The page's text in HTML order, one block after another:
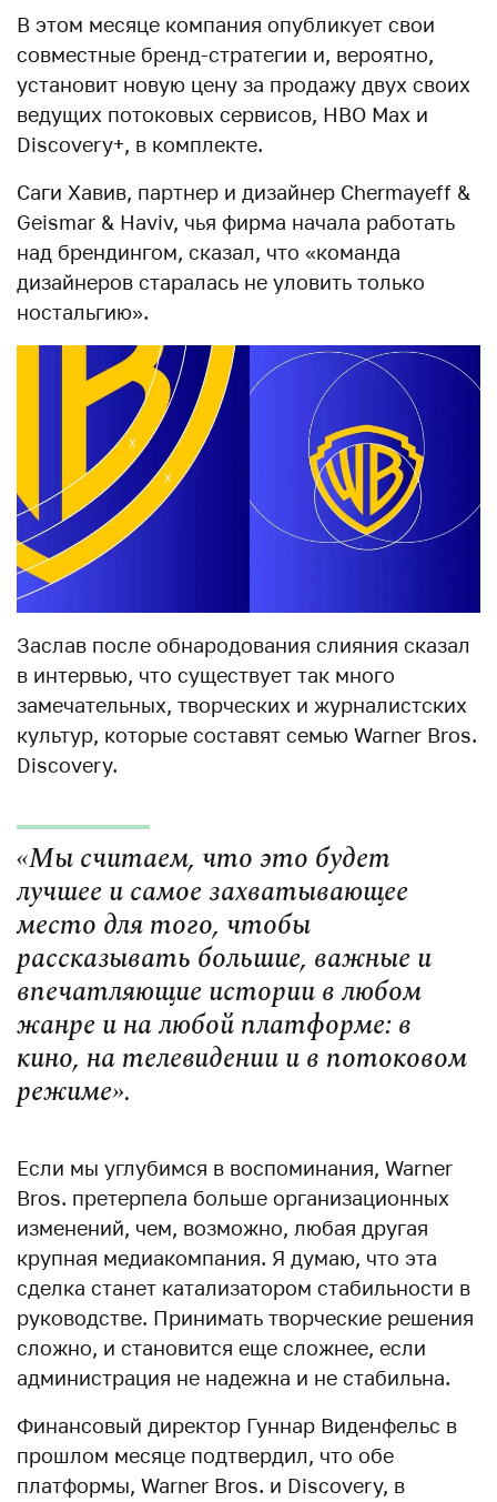
В этом месяце компания опубликует свои
совместные бренд-стратегии и, вероятно,
установит новую цену за продажу двух своих
ведущих потоковых сервисов, HBO Max и
Discovery+, в комплекте.
Саги Хавив, партнер и дизайнер Chermayeff &
Geismar & Haviv, чья фирма начала работать
над брендингом, сказал, что «команда
дизайнеров старалась не уловить только
ностальгию».
Заслав после обнародования слияния сказал
в интервью, что существует так много
замечательных, творческих и журналистских
культур, которые составят семью Warner Bros.
Discovery.
«Мы считаем, что это будет
лучшее и самое захватывающее
место для того, чтобы
рассказывать большие, важные и
впечатляющие истории в любом
жанре и на любой платформе: в
кино, на телевидении и в потоковом
режиме».
Если мы углубимся в воспоминания, Warner
Bros. претерпела больше организационных
изменений, чем, возможно, любая другая
крупная медиакомпания. Я думаю, что эта
сделка станет катализатором стабильности в
руководстве. Принимать творческие решения
сложно, и становится еще сложнее, если
администрация не надежна и не стабильна.
Финансовый директор Гуннар Виденфельс в
прошлом месяце подтвердил, что обе
платформы, Warner Bros. и Discovery, в